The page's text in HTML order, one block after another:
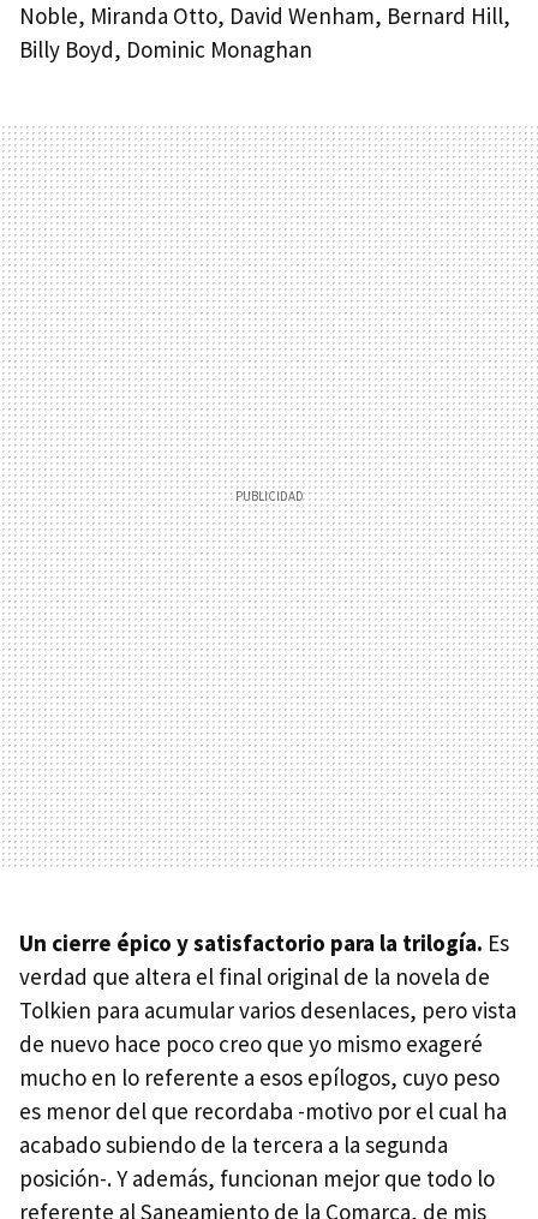
Noble, Miranda Otto, David Wenham, Bernard Hill,
Billy Boyd, Dominic Monaghan
Un cierre épico y satisfactorio para la trilogía. Es
verdad que altera el final original de la novela de
Tolkien para acumular varios desenlaces, pero vista
de nuevo hace poco creo que yo mismo exageré
mucho en lo referente a esos epílogos, cuyo peso
es menor del que recordaba -motivo por el cual ha
acabado subiendo de la tercera a la segunda
posición-. Y además, funcionan mejor que todo lo
referente al Saneamiento de la Comarca, de mis